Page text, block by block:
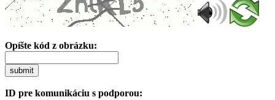
Opíšte kód z obrázku:
submit
ID pre komunikáciu s podporou: